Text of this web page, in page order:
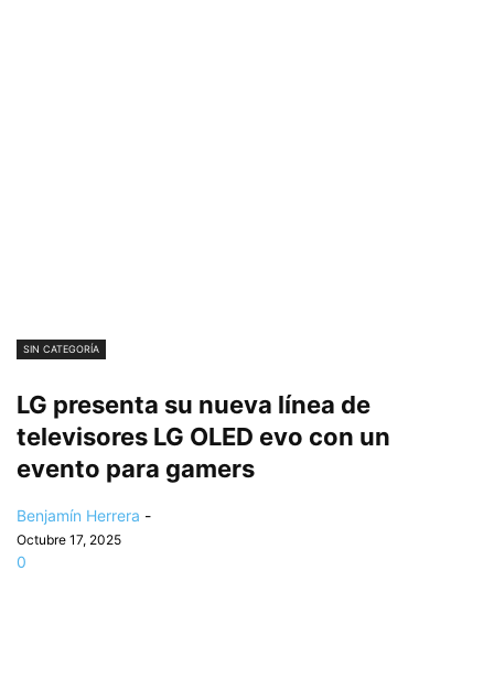
SIN CATEGORÍA
LG presenta su nueva línea de
televisores LG OLED evo con un
evento para gamers
Benjamín Herrera -
Octubre 17, 2025
0